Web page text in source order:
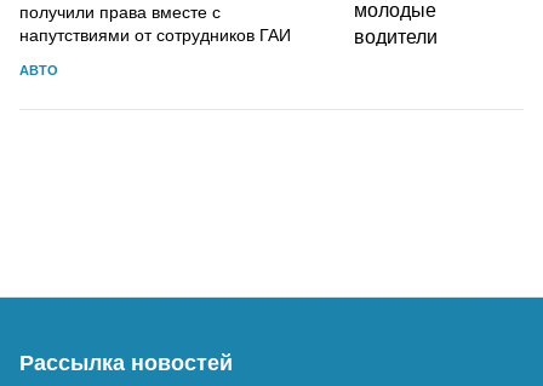
получили права вместе с
напутствиями от сотрудников ГАИ
АВТО
Рассылка новостей